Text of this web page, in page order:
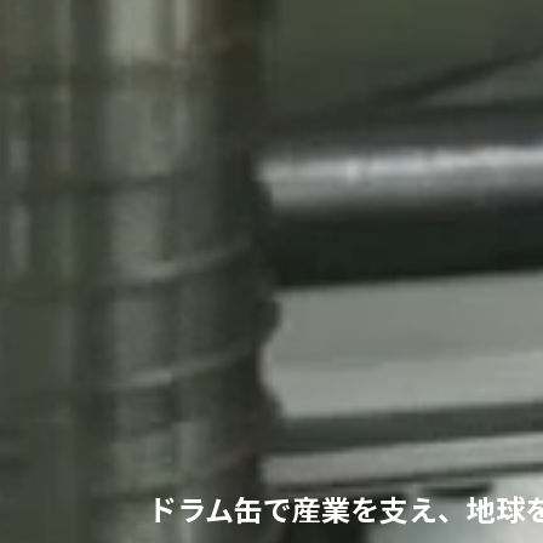
ドラム缶で産業を支え、地球